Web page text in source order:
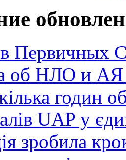
Первичных
об НЛО и
годин
UAP у
зробила